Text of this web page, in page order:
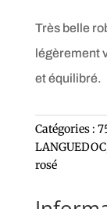
Très belle
légèrement
et équilibré.
Catégories :
LANGUEDOC
rosé